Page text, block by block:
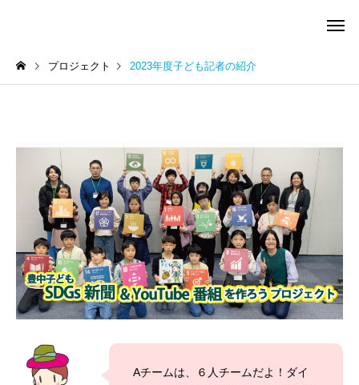
プロジェクト 2023年度子ども記者の紹介
Aチームは、６人チームだよ！ダイ